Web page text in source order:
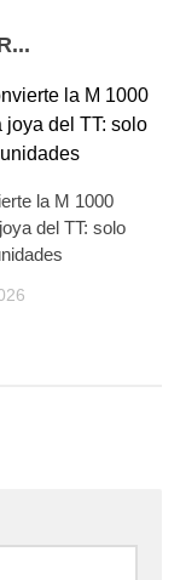
la M 1000
del TT: solo